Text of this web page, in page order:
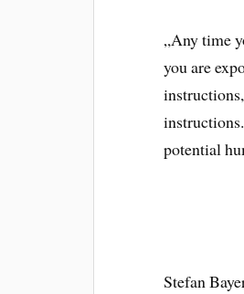
„Any time
you are
potential
Stefan